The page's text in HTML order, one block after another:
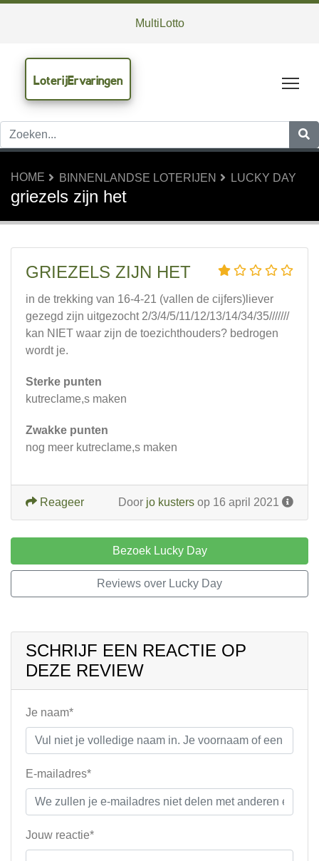
MultiLotto
LoterijErvaringen
HOME BINNENLANDSE LOTERIJEN LUCKY DAY
griezels zijn het
GRIEZELS ZIJN HET
in de trekking van 16-4-21 (vallen de cijfers)liever
gezegd zijn uitgezocht 2/3/4/5/11/12/13/14/34/35///////
kan NIET waar zijn de toezichthouders? bedrogen
wordt je.
Sterke punten
kutreclame,s maken
Zwakke punten
nog meer kutreclame,s maken
Door jo kusters op 16 april 2021
Reageer
Bezoek Lucky Day
Reviews over Lucky Day
SCHRIJF EEN REACTIE OP
DEZE REVIEW
Je naam*
E-mailadres*
Jouw reactie*